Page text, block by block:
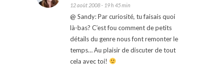
12 août 2008 - 19 h 45 min
@ Sandy: Par curiosité, tu faisais quoi
là-bas? C’est fou comment de petits
détails du genre nous font remonter le
temps… Au plaisir de discuter de tout
cela avec toi!